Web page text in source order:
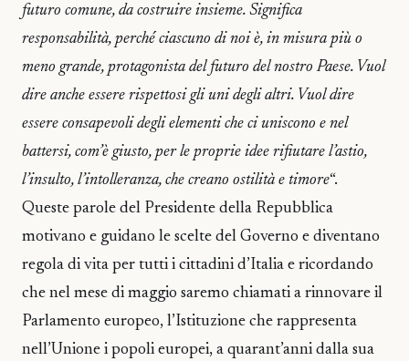
futuro comune, da costruire insieme. Significa
responsabilità, perché ciascuno di noi è, in misura più o
meno grande, protagonista del futuro del nostro Paese. Vuol
dire anche essere rispettosi gli uni degli altri. Vuol dire
essere consapevoli degli elementi che ci uniscono e nel
battersi, com’è giusto, per le proprie idee rifiutare l’astio,
l’insulto, l’intolleranza, che creano ostilità e timore“.
Queste parole del Presidente della Repubblica
motivano e guidano le scelte del Governo e diventano
regola di vita per tutti i cittadini d’Italia e ricordando
che nel mese di maggio saremo chiamati a rinnovare il
Parlamento europeo, l’Istituzione che rappresenta
nell’Unione i popoli europei, a quarant’anni dalla sua